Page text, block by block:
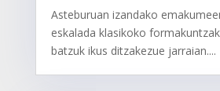
Asteburuan izandako
eskalada klasikoko
batzuk ikus ditzakezue jarraian....